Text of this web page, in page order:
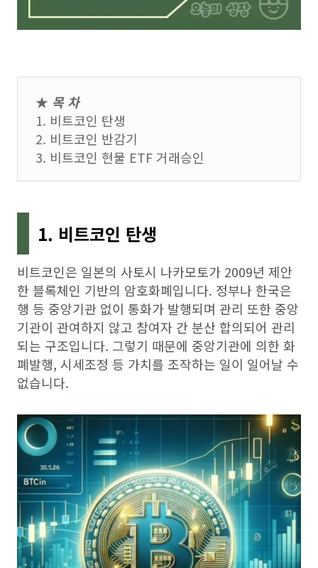
★ 목 차
1. 비트코인 탄생
2. 비트코인 반감기
3. 비트코인 현물 ETF 거래승인
1. 비트코인 탄생
비트코인은 일본의 사토시 나카모토가 2009년 제안
한 블록체인 기반의 암호화폐입니다. 정부나 한국은
행 등 중앙기관 없이 통화가 발행되며 관리 또한 중앙
기관이 관여하지 않고 참여자 간 분산 합의되어 관리
되는 구조입니다. 그렇기 때문에 중앙기관에 의한 화
폐발행, 시세조정 등 가치를 조작하는 일이 일어날 수
없습니다.